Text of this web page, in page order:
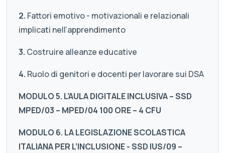
2. Fattori emotivo - motivazionali e relazionali
implicati nell’apprendimento
3. Costruire alleanze educative
4. Ruolo di genitori e docenti per lavorare sui DSA
MODULO 5. L’AULA DIGITALE INCLUSIVA – SSD
MPED/03 – MPED/04 100 ORE – 4 CFU
MODULO 6. LA LEGISLAZIONE SCOLASTICA
ITALIANA PER L’INCLUSIONE - SSD IUS/09 –